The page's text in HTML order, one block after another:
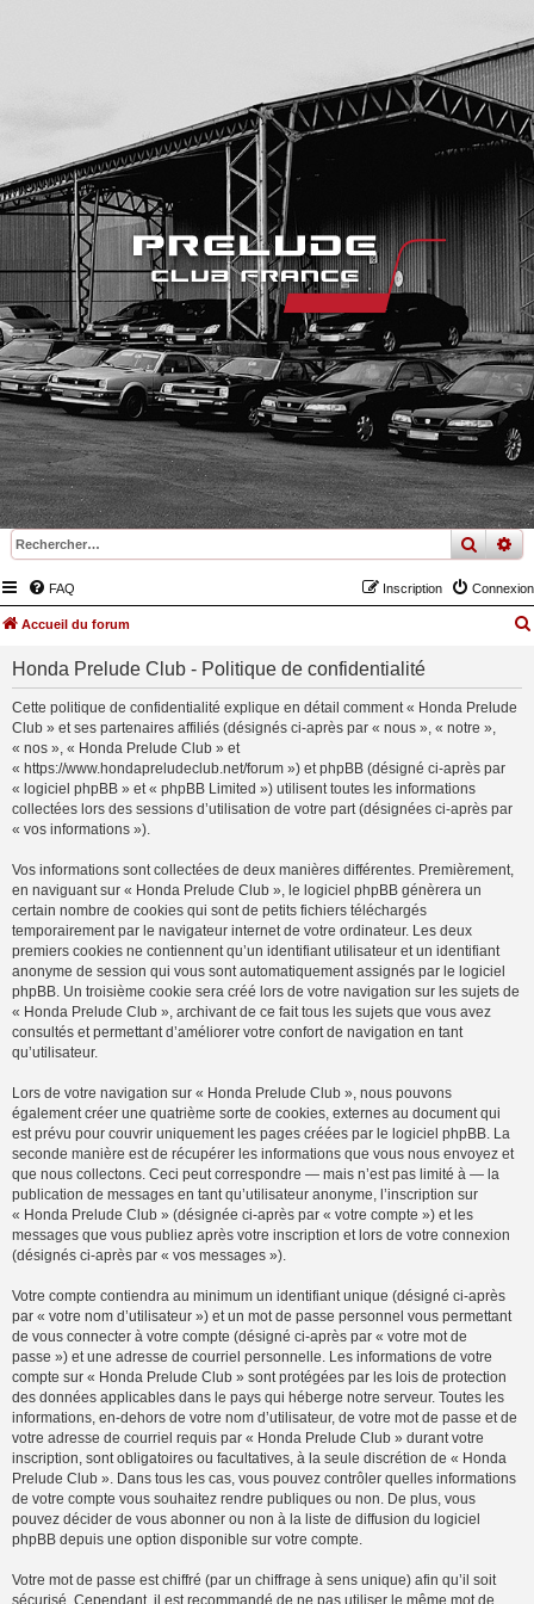
FAQ Connexion
Inscription
Accueil du forum
Honda Prelude Club - Politique de confidentialité
Cette politique de confidentialité explique en détail comment « Honda Prelude
Club » et ses partenaires affiliés (désignés ci-après par « nous », « notre »,
« nos », « Honda Prelude Club » et
« https://www.hondapreludeclub.net/forum ») et phpBB (désigné ci-après par
« logiciel phpBB » et « phpBB Limited ») utilisent toutes les informations
collectées lors des sessions d’utilisation de votre part (désignées ci-après par
« vos informations »).
Vos informations sont collectées de deux manières différentes. Premièrement,
en naviguant sur « Honda Prelude Club », le logiciel phpBB génèrera un
certain nombre de cookies qui sont de petits fichiers téléchargés
temporairement par le navigateur internet de votre ordinateur. Les deux
premiers cookies ne contiennent qu’un identifiant utilisateur et un identifiant
anonyme de session qui vous sont automatiquement assignés par le logiciel
phpBB. Un troisième cookie sera créé lors de votre navigation sur les sujets de
« Honda Prelude Club », archivant de ce fait tous les sujets que vous avez
consultés et permettant d’améliorer votre confort de navigation en tant
qu’utilisateur.
Lors de votre navigation sur « Honda Prelude Club », nous pouvons
également créer une quatrième sorte de cookies, externes au document qui
est prévu pour couvrir uniquement les pages créées par le logiciel phpBB. La
seconde manière est de récupérer les informations que vous nous envoyez et
que nous collectons. Ceci peut correspondre — mais n’est pas limité à — la
publication de messages en tant qu’utilisateur anonyme, l’inscription sur
« Honda Prelude Club » (désignée ci-après par « votre compte ») et les
messages que vous publiez après votre inscription et lors de votre connexion
(désignés ci-après par « vos messages »).
Votre compte contiendra au minimum un identifiant unique (désigné ci-après
par « votre nom d’utilisateur ») et un mot de passe personnel vous permettant
de vous connecter à votre compte (désigné ci-après par « votre mot de
passe ») et une adresse de courriel personnelle. Les informations de votre
compte sur « Honda Prelude Club » sont protégées par les lois de protection
des données applicables dans le pays qui héberge notre serveur. Toutes les
informations, en-dehors de votre nom d’utilisateur, de votre mot de passe et de
votre adresse de courriel requis par « Honda Prelude Club » durant votre
inscription, sont obligatoires ou facultatives, à la seule discrétion de « Honda
Prelude Club ». Dans tous les cas, vous pouvez contrôler quelles informations
de votre compte vous souhaitez rendre publiques ou non. De plus, vous
pouvez décider de vous abonner ou non à la liste de diffusion du logiciel
phpBB depuis une option disponible sur votre compte.
Votre mot de passe est chiffré (par un chiffrage à sens unique) afin qu’il soit
sécurisé. Cependant, il est recommandé de ne pas utiliser le même mot de